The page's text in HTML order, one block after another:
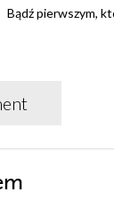
Bądź pierwszym,